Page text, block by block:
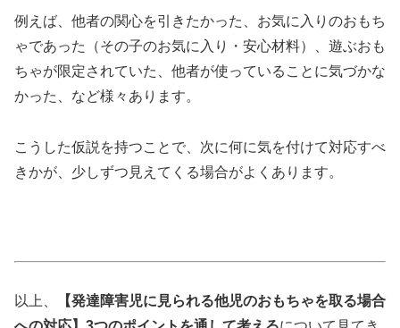
例えば、他者の関心を引きたかった、お気に入りのおもち
ゃであった（その子のお気に入り・安心材料）、遊ぶおも
ちゃが限定されていた、他者が使っていることに気づかな
かった、など様々あります。
こうした仮説を持つことで、次に何に気を付けて対応すべ
きかが、少しずつ見えてくる場合がよくあります。
以上、
【発達障害児に見られる他児のおもちゃを取る場合